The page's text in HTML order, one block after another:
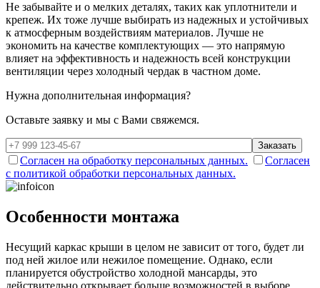
Не забывайте и о мелких деталях, таких как уплотнители и
крепеж. Их тоже лучше выбирать из надежных и устойчивых
к атмосферным воздействиям материалов. Лучше не
экономить на качестве комплектующих — это напрямую
влияет на эффективность и надежность всей конструкции
вентиляции через холодный чердак в частном доме.
Нужна дополнительная информация?
Оставьте заявку и мы с Вами свяжемся.
Заказать
Согласен на обработку персональных данных.
Согласен
с политикой обработки персональных данных.
Особенности монтажа
Несущий каркас крыши в целом не зависит от того, будет ли
под ней жилое или нежилое помещение. Однако, если
планируется обустройство холодной мансарды, это